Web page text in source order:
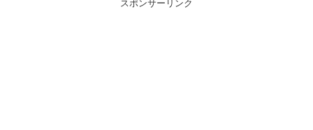
スポンサーリンク